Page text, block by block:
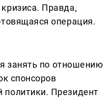
Правда,
операция.
занять по отношению
спонсоров
политики. Президент